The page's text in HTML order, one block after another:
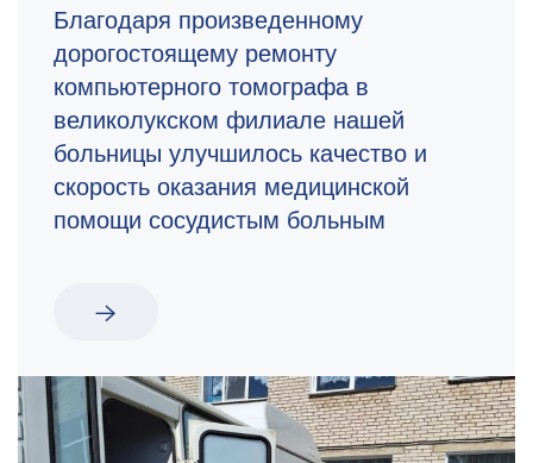
Благодаря произведенному
дорогостоящему ремонту
компьютерного томографа в
великолукском филиале нашей
больницы улучшилось качество и
скорость оказания медицинской
помощи сосудистым больным